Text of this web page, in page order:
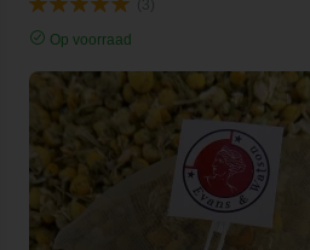
Op voorraad